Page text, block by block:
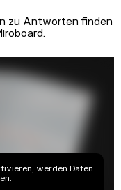
zu Antworten finden
werden Daten